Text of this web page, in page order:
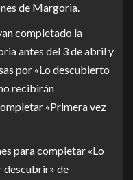
de Margoria.
completado la
antes del 3 de abril y
por «Lo descubierto
recibirán
«Primera vez
para completar «Lo
descubrir» de